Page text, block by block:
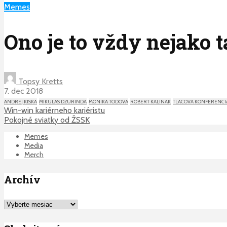
Memes
Ono je to vždy nejako
Topsy Kretts
7. dec 2018
ANDREJ KISKA MIKULAS DZURINDA MONIKA TODOVA ROBERT KALINAK TLACOVA
Win-win kariérneho kariéristu
Pokojné sviatky od ŽSSK
Memes
Media
Merch
Archív
Archív